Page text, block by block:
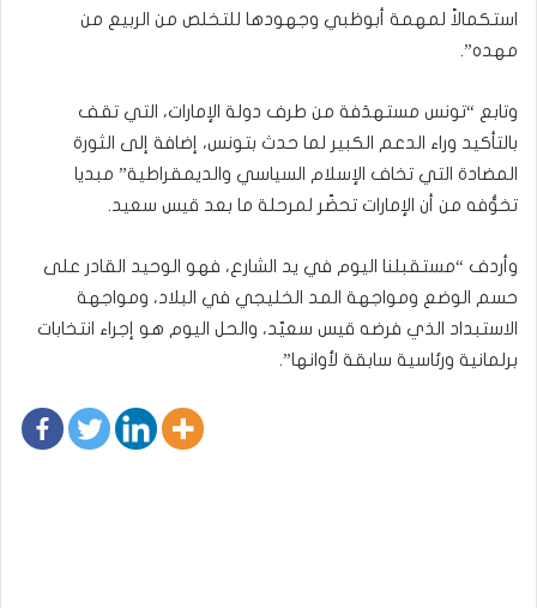
استكمالاً لمهمة أبوظبي وجهودها للتخلص من الربيع من
مهده”.
وتابع “تونس مستهدَفة من طرف دولة الإمارات، التي تقف
بالتأكيد وراء الدعم الكبير لما حدث بتونس، إضافة إلى الثورة
المضادة التي تخاف الإسلام السياسي والديمقراطية” مبديا
تخوُّفه من أن الإمارات تحضّر لمرحلة ما بعد قيس سعيد.
وأردف “مستقبلنا اليوم في يد الشارع، فهو الوحيد القادر على
حسم الوضع ومواجهة المد الخليجي في البلاد، ومواجهة
الاستبداد الذي فرضه قيس سعيّد، والحل اليوم هو إجراء انتخابات
برلمانية ورئاسية سابقة لأوانها”.